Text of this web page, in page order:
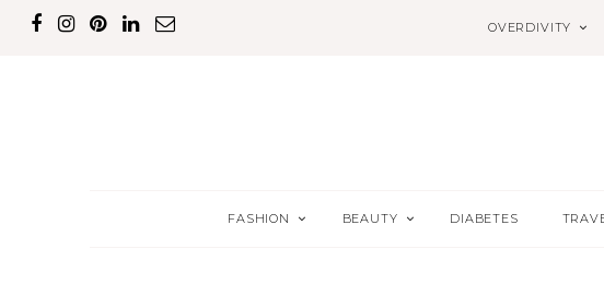
OVERDIVITY
FASHION BEAUTY DIABETES